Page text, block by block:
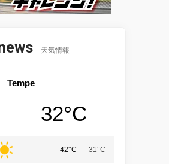
天気情報
Tempe
32°C
42°C 31°C